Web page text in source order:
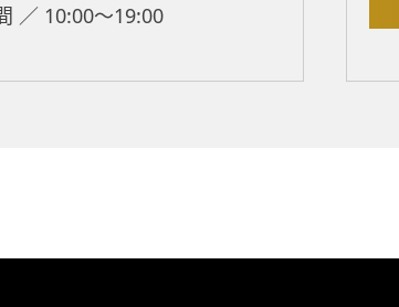
／ 10:00～19:00